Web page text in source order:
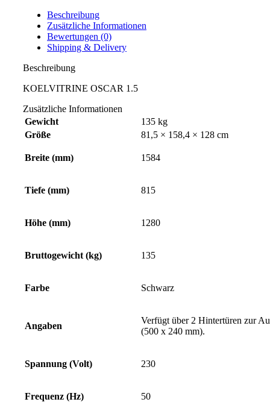
Beschreibung
Zusätzliche Informationen
Bewertungen (0)
Shipping & Delivery
Beschreibung
KOELVITRINE OSCAR 1.5
Zusätzliche Informationen
Gewicht
135 kg
Größe
81,5 × 158,4 × 128 cm
Breite (mm) 1584
Tiefe (mm) 815
Höhe (mm) 1280
Bruttogewicht (kg) 135
Farbe Schwarz
Angaben
Verfügt über 2 Hintertüren zur
(500 x 240 mm).
Spannung (Volt) 230
Frequenz (Hz) 50